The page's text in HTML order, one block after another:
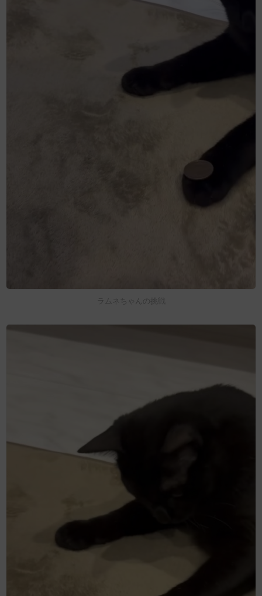
ラムネちゃんの挑戦